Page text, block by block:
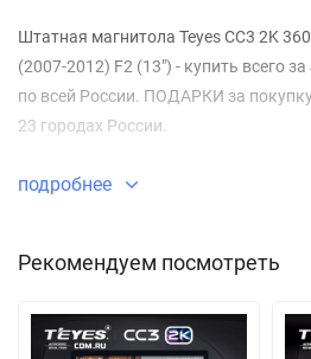
Штатная магнитола Teyes CC3 2K
(2007-2012) F2 (13") - купить всего
по всей России. ПОДАРКИ за
23 городах России.
подробнее
Рекомендуем посмотреть